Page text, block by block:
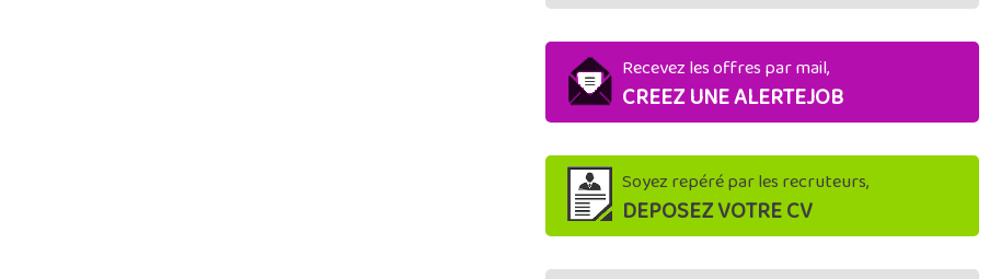
Recevez les offres par mail,
CREEZ UNE ALERTEJOB
Soyez repéré par les recruteurs,
DEPOSEZ VOTRE CV